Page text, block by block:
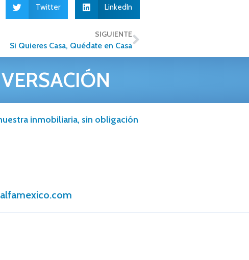
Twitter LinkedIn
SIGUIENTE
Si Quieres Casa, Quédate en Casa
inmobiliaria, sin obligación